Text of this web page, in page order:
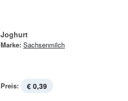
Joghurt
Marke: Sachsenmilch
Preis: € 0,39